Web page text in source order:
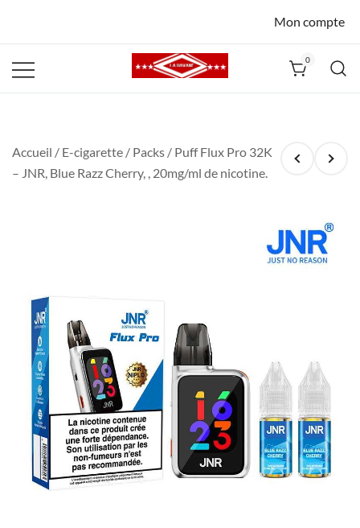
Mon compte
0
Accueil / E-cigarette / Packs / Puff Flux Pro 32K
– JNR, Blue Razz Cherry, , 20mg/ml de nicotine.